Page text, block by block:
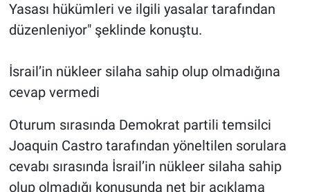
Yasası hükümleri ve ilgili yasalar tarafından
düzenleniyor" şeklinde konuştu.
İsrail’in nükleer silaha sahip olup olmadığına
cevap vermedi
Oturum sırasında Demokrat partili temsilci
Joaquin Castro tarafından yöneltilen sorulara
cevabı sırasında İsrail’in nükleer silaha sahip
olup olmadığı konusunda net bir açıklama